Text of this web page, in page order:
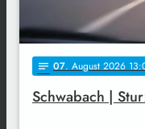
notes 07. August 2026
Schwabach |